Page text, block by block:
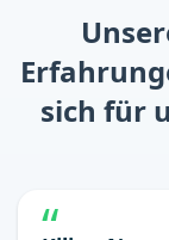
sich für